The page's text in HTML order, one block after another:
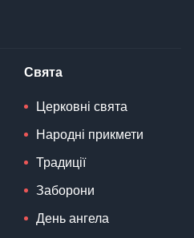
Свята
Церковні свята
Народні прикмети
Традиції
Заборони
День ангела